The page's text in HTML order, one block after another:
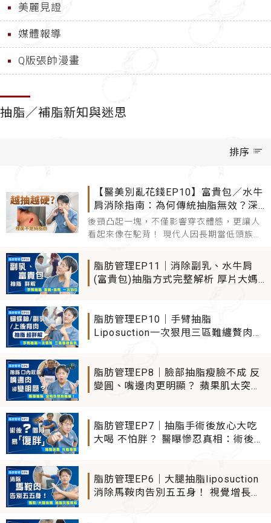
美麗見證
媒體報導
Q版張帥漫畫
抽脂／補脂新知與迷思
排序
【醫美別亂花錢EP10】富貴包／水牛
肩消除指南：為何傳統抽脂無效？深
層纖維結構與「螺旋刀」微創技術解
析
後頸凸起一塊，不僅影響穿衣體態，更讓人
看起來像在駝背！ 現代人因長期當低頭族，
響，越來越容易出現俗稱「 #水牛肩 」、「
脂肪管理EP11｜消除副乳、水牛肩
(富貴包)抽脂方式完整解析 厚片大媽
脂肪管理EP10｜手臂抽脂
Liposuction一次狠甩三區難纏贅肉！
脂肪管理EP8｜臉部抽脂瘦臉不成 反
變圓、嘴邊肉更明顯？ 蘋果肌太突兀
脂肪管理EP7｜抽脂手術後放心大吃
大喝 不怕胖？ 醫曝慘忍真相：術後X
脂肪管理EP6｜大腿抽脂liposuction
消除馬鞍肉告別五五身！ 視覺增長